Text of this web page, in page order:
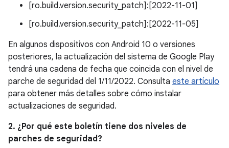
[ro.build.version.security_patch]:[2022-11-01]
[ro.build.version.security_patch]:[2022-11-05]
En algunos dispositivos con Android 10 o versiones
posteriores, la actualización del sistema de Google Play
tendrá una cadena de fecha que coincida con el nivel de
parche de seguridad del 1/11/2022. Consulta este artículo
para obtener más detalles sobre cómo instalar
actualizaciones de seguridad.
2. ¿Por qué este boletín tiene dos niveles de
parches de seguridad?